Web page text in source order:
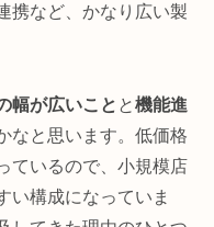
携など、かなり広い製
幅が広いこと と機能進
なと思います。低価格
ているので、小規模店
い構成になっていま